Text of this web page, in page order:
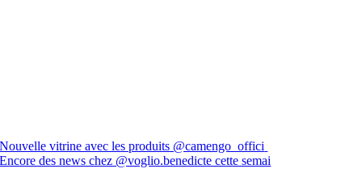
Nouvelle vitrine avec les produits @camengo_offici
Encore des news chez @voglio.benedicte cette semai